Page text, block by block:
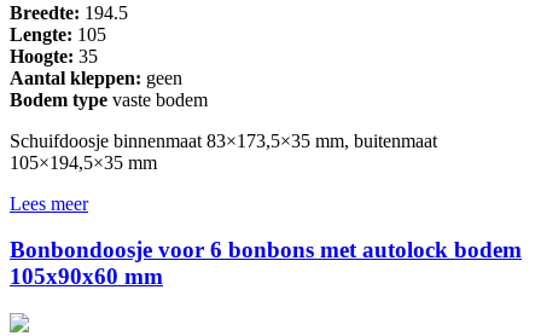
Breedte: 194.5
Lengte: 105
Hoogte: 35
Aantal kleppen: geen
Bodem type vaste bodem
Schuifdoosje binnenmaat 83×173,5×35 mm, buitenmaat
105×194,5×35 mm
Lees meer
Bonbondoosje voor 6 bonbons met autolock bodem
105x90x60 mm